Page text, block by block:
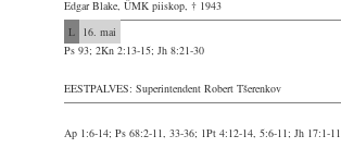
Edgar Blake, ÜMK piiskop, † 1943
L 16. mai
Ps 93; 2Kn 2:13-15; Jh 8:21-30
EESTPALVES: Superintendent Robert Tšerenkov
Ap 1:6-14; Ps 68:2-11, 33-36; 1Pt 4:12-14, 5:6-11; Jh 17:1-11